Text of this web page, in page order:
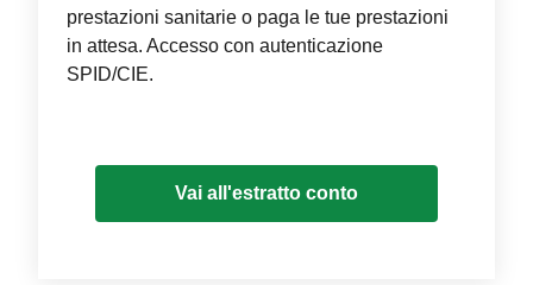
prestazioni sanitarie o paga le tue prestazioni
in attesa. Accesso con autenticazione
SPID/CIE.
Vai all'estratto conto